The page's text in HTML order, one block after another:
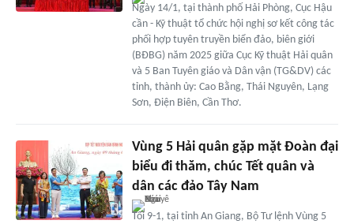
Ngày 14/1, tại thành phố Hải Phòng, Cục Hậu
cần - Kỹ thuật tổ chức hội nghị sơ kết công tác
phối hợp tuyên truyền biển đảo, biên giới
(BĐBG) năm 2025 giữa Cục Kỹ thuật Hải quân
và 5 Ban Tuyên giáo và Dân vận (TG&DV) các
tỉnh, thành ủy: Cao Bằng, Thái Nguyên, Lạng
Sơn, Điện Biên, Cần Thơ.
Vùng 5 Hải quân gặp mặt Đoàn đại
biểu đi thăm, chúc Tết quân và
dân các đảo Tây Nam
Tối 9-1, tại tỉnh An Giang, Bộ Tư lệnh Vùng 5